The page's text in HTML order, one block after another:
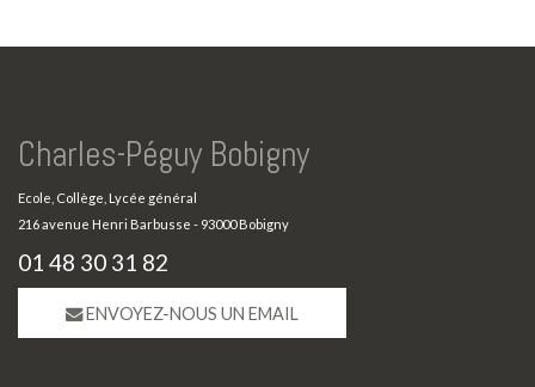
Charles-Péguy Bobigny
Ecole, Collège, Lycée général
216 avenue Henri Barbusse - 93000 Bobigny
01 48 30 31 82
ENVOYEZ-NOUS UN EMAIL